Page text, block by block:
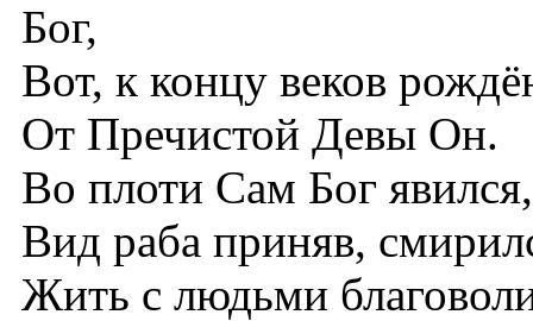
Бог,
Вот, к концу веков
От Пречистой Девы Он.
Во плоти Сам Бог явился,
Вид раба приняв,
Жить с людьми